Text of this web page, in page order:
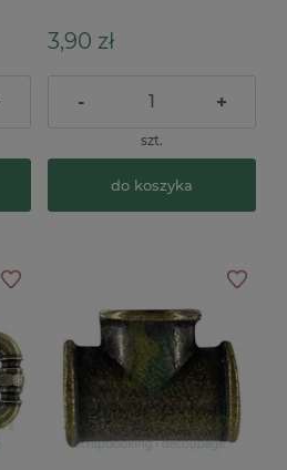
3,90 zł
- +
szt.
do koszyka